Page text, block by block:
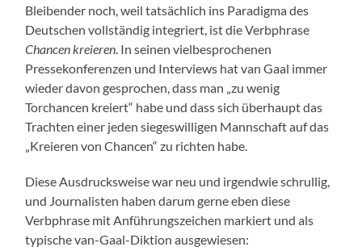
Bleibender noch, weil tatsächlich ins Paradigma des
Deutschen vollständig integriert, ist die Verbphrase
Chancen kreieren. In seinen vielbesprochenen
Pressekonferenzen und Interviews hat van Gaal immer
wieder davon gesprochen, dass man „zu wenig
Torchancen kreiert“ habe und dass sich überhaupt das
Trachten einer jeden siegeswilligen Mannschaft auf das
„Kreieren von Chancen“ zu richten habe.
Diese Ausdrucksweise war neu und irgendwie schrullig,
und Journalisten haben darum gerne eben diese
Verbphrase mit Anführungszeichen markiert und als
typische van-Gaal-Diktion ausgewiesen: